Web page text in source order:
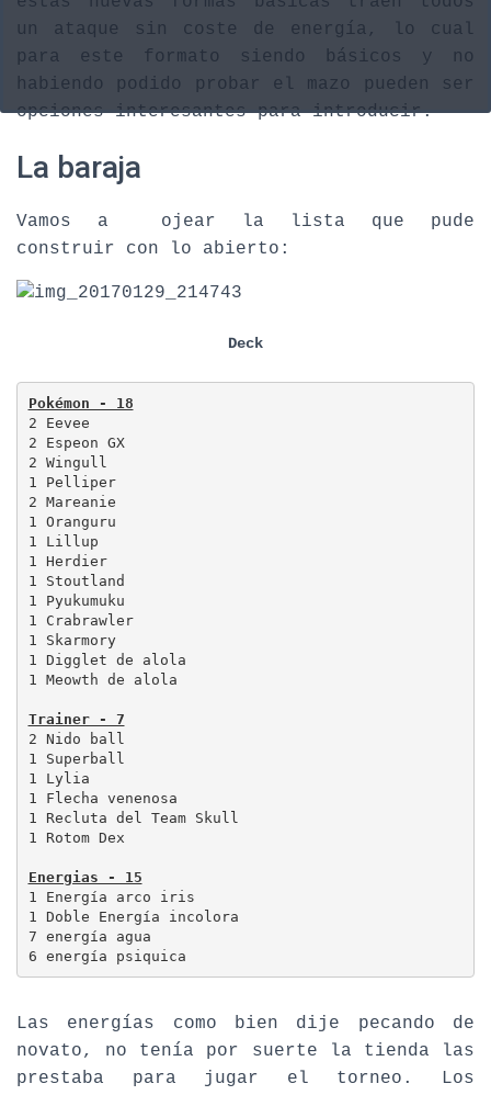
un ataque sin coste de energía, lo cual
para este formato siendo básicos y no
habiendo podido probar el mazo pueden ser
opciones interesantes para introducir.
La baraja
Vamos a ojear la lista que pude
construir con lo abierto:
Deck
Pokémon - 18
2 Eevee
2 Espeon GX
2 Wingull
1 Pelliper
2 Mareanie
1 Oranguru
1 Lillup
1 Herdier
1 Stoutland
1 Pyukumuku
1 Crabrawler
1 Skarmory
1 Digglet de alola
1 Meowth de alola
Trainer - 7
2 Nido ball
1 Superball
1 Lylia
1 Flecha venenosa
1 Recluta del Team Skull
1 Rotom Dex
Energias - 15
1 Energía arco iris
1 Doble Energía incolora
7 energía agua
6 energía psiquica
Las energías como bien dije pecando de
novato, no tenía por suerte la tienda las
prestaba para jugar el torneo. Los